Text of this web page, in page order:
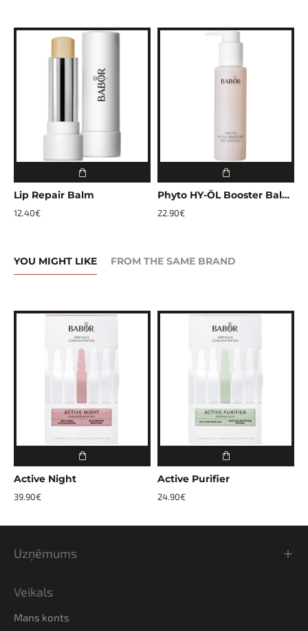
Lip Repair Balm
12.40€
Phyto HY-ÖL Booster Balancing
22.90€
YOU MIGHT LIKE FROM THE SAME BRAND
Active Night
39.90€
Active Purifier
24.90€
Uzņēmums
Veikals
Mans konts